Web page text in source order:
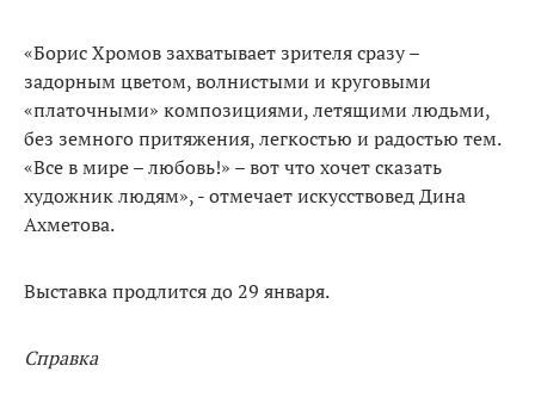
«Борис Хромов захватывает зрителя сразу –
задорным цветом, волнистыми и круговыми
«платочными» композициями, летящими людьми,
без земного притяжения, легкостью и радостью тем.
«Все в мире – любовь!» – вот что хочет сказать
художник людям», - отмечает искусствовед Дина
Ахметова.
Выставка продлится до 29 января.
Справка